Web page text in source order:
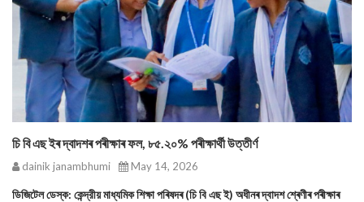
চি বি এছ ইৰ দ্বাদশৰ পৰীক্ষাৰ ফল, ৮৫.২০% পৰীক্ষাৰ্থী উত্তীর্ণ
dainik janambhumi May 14, 2026
ডিজিটেল ডেস্ক: কেন্দ্রীয় মাধ্যমিক শিক্ষা পৰিষদৰ (চি বি এছ ই) অধীনৰ দ্বাদশ শ্ৰেণীৰ পৰীক্ষাৰ